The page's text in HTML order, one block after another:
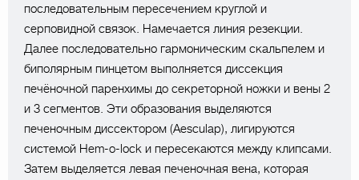
последовательным пересечением круглой и
серповидной связок. Намечается линия резекции.
Далее последовательно гармоническим скальпелем и
биполярным пинцетом выполняется диссекция
печёночной паренхимы до секреторной ножки и вены 2
и 3 сегментов. Эти образования выделяются
печеночным диссектором (Aesculap), лигируются
системой Hem-o-lock и пересекаются между клипсами.
Затем выделяется левая печеночная вена, которая